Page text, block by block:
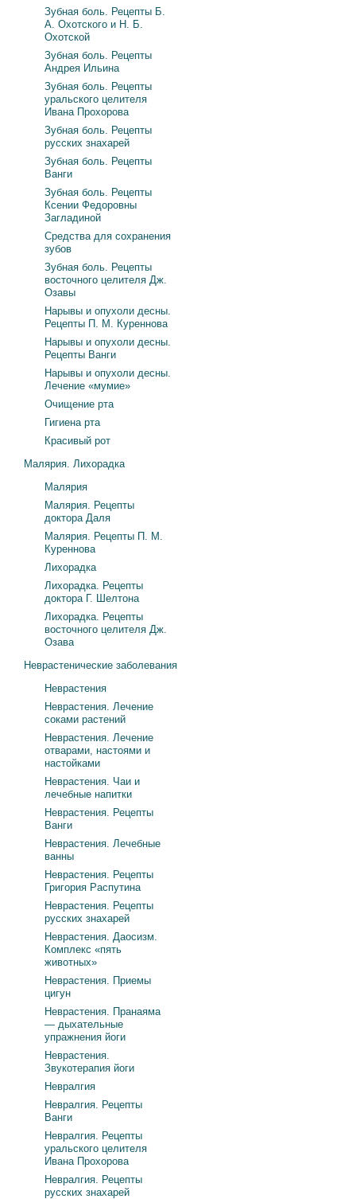
Зубная боль. Рецепты Б.
А. Охотского и Н. Б.
Охотской
Зубная боль. Рецепты
Андрея Ильина
Зубная боль. Рецепты
уральского целителя
Ивана Прохорова
Зубная боль. Рецепты
русских знахарей
Зубная боль. Рецепты
Ванги
Зубная боль. Рецепты
Ксении Федоровны
Загладиной
Средства для сохранения
зубов
Зубная боль. Рецепты
восточного целителя Дж.
Озавы
Нарывы и опухоли десны.
Рецепты П. М. Куреннова
Нарывы и опухоли десны.
Рецепты Ванги
Нарывы и опухоли десны.
Лечение «мумие»
Очищение рта
Гигиена рта
Красивый рот
Малярия. Лихорадка
Малярия
Малярия. Рецепты
доктора Даля
Малярия. Рецепты П. М.
Куреннова
Лихорадка
Лихорадка. Рецепты
доктора Г. Шелтона
Лихорадка. Рецепты
восточного целителя Дж.
Озава
Неврастенические заболевания
Неврастения
Неврастения. Лечение
соками растений
Неврастения. Лечение
отварами, настоями и
настойками
Неврастения. Чаи и
лечебные напитки
Неврастения. Рецепты
Ванги
Неврастения. Лечебные
ванны
Неврастения. Рецепты
Григория Распутина
Неврастения. Рецепты
русских знахарей
Неврастения. Даосизм.
Комплекс «пять
животных»
Неврастения. Приемы
цигун
Неврастения. Пранаяма
— дыхательные
упражнения йоги
Неврастения.
Звукотерапия йоги
Невралгия
Невралгия. Рецепты
Ванги
Невралгия. Рецепты
уральского целителя
Ивана Прохорова
Невралгия. Рецепты
русских знахарей